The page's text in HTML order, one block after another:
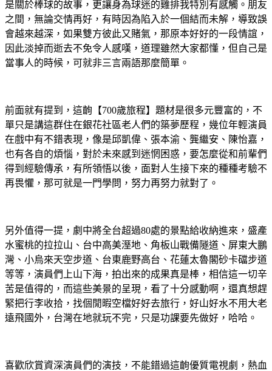
是關於棒球的故事，更讓身為球迷的雞排我特別有感觸。朋友
之間，無論交情再好，有時因為陷入於一個結而未解，導致誤
會越來越深，如果雙方彼此又賭氣，那原本好好的一段情誼，
因此淡掉而逝去不免令人感嘆，道理雖然大家都懂，但自己是
當事人的時候，可就非三言兩語那麼簡單。
前面就有提到，這齣【700歲旅程】題材是很多元豐富的，不
單只是講這群住在銀花社區老人們的築夢歷程，幾位年輕演員
在戲中有不錯表現，像是邱凱偉、張本渝、龔繼安、陳怡嘉，
也有各自的煩惱，對於未來感到迷惘困惑，要怎麼從和前輩們
得到經驗傳承，有所領悟以後，面對人生接下來的種種考驗不
再畏懼，那可就是一門學問，努力再努力就對了。
另外值得一提，劇中將全台超過80處的景點給收納進來，盛產
水蜜桃的拉拉山、台中高美溼地、角板山戰備隧道、屏東大鵬
灣、小烏來天空步道、台東鹿野高台、花蓮太魯閣砂卡礑步道
等等，演員們上山下海，拍出來的成果真是棒，相信這一切辛
苦是值得的，而這些美景的呈現，看了十分感動啊，還真想趕
緊把行李收拾，找個閒暇空檔好好去旅行，好山好水不用大老
遠飛國外，台灣在地就玩不完，只是功課要先做好，哈哈。
喜歡欣賞資深演員們的演技，不能錯過這齣優質電視劇，熱血